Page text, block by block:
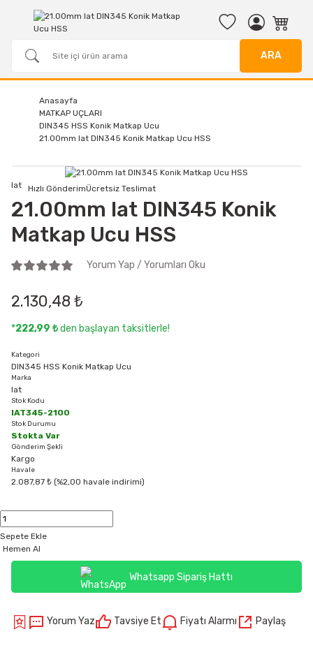
ARA
Anasayfa
MATKAP UÇLARI
DIN345 HSS Konik Matkap Ucu
21.00mm Iat DIN345 Konik Matkap Ucu HSS
Hızlı GönderimÜcretsiz Teslimat
Iat
21.00mm Iat DIN345 Konik
Matkap Ucu HSS
Yorum Yap / Yorumları Oku
2.130,48 ₺
*222,99 ₺den başlayan taksitlerle!
Kategori
DIN345 HSS Konik Matkap Ucu
Marka
Iat
Stok Kodu
IAT345-2100
Stok Durumu
Stokta Var
Gönderim Şekli
Kargo
Havale
2.087,87 ₺ (%2,00 havale indirimi)
Sepete Ekle
Hemen Al
Whatsapp Sipariş Hattı
Yorum Yaz Tavsiye Et Fiyatı Alarmı Paylaş